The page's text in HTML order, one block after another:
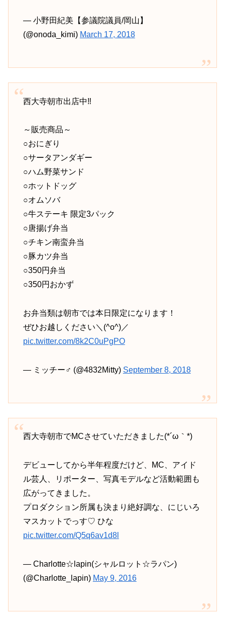
— 小野田紀美【参議院議員/岡山】
(@onoda_kimi) March 17, 2018
西大寺朝市出店中‼
～販売商品～
○おにぎり
○サータアンダギー
○ハム野菜サンド
○ホットドッグ
○オムソバ
○牛ステーキ 限定3パック
○唐揚げ弁当
○チキン南蛮弁当
○豚カツ弁当
○350円弁当
○350円おかず
お弁当類は朝市では本日限定になります！
ぜひお越しください＼(^o^)／
pic.twitter.com/8k2C0uPgPO
— ミッチー♂ (@4832Mitty) September 8, 2018
西大寺朝市でMCさせていただきました(*´ω｀*)
デビューしてから半年程度だけど、MC、アイド
ル芸人、リポーター、写真モデルなど活動範囲も
広がってきました。
プロダクション所属も決まり絶好調な、にじいろ
マスカットでっす♡ ひな
pic.twitter.com/Q5q6av1d8l
— Charlotte☆lapin(シャルロット☆ラパン)
(@Charlotte_lapin) May 9, 2016